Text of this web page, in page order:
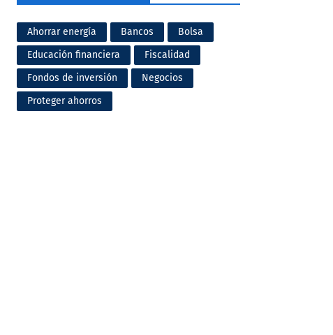
Ahorrar energía Bancos
Bolsa
Educación financiera
Fiscalidad
Fondos de inversión
Negocios
Proteger ahorros